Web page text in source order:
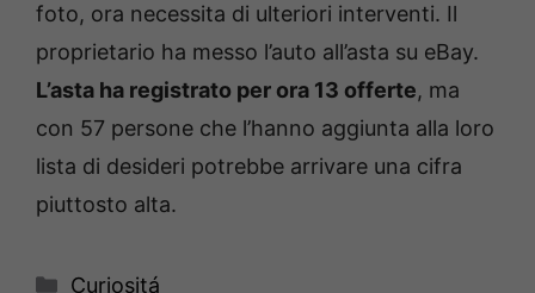
foto, ora necessita di ulteriori interventi. Il
proprietario ha messo l’auto all’asta su eBay.
L’asta ha registrato per ora 13 offerte, ma
con 57 persone che l’hanno aggiunta alla loro
lista di desideri potrebbe arrivare una cifra
piuttosto alta.
Categorie
Curiositá